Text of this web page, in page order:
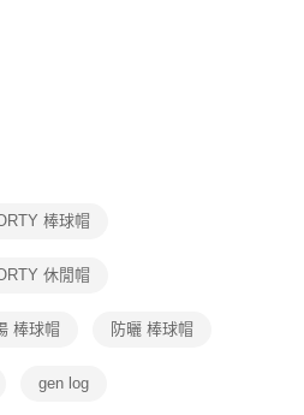
費通知簡訊。
點擊此簡訊中的連結，可透過四大超商／
付款，方視為交易完成。
後付 」之結帳頁面顯示為準，若有關於
等相關疑問，請聯繫「AFTEE先享後付
support/home
提供之「AFTEE先享後付」服務完成之交
定代理人或監護人之同意方可使用
上)免運費
以上)免運費
棒球帽
休閒帽
棒球帽 防曬 棒球帽
gen log